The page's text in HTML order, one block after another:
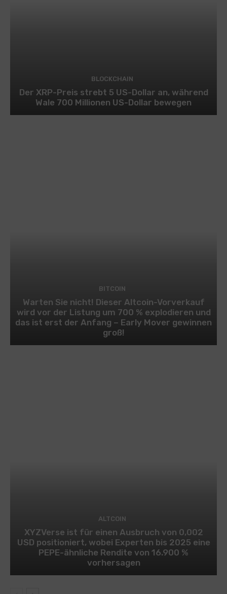
BLOCKCHAIN
Der XRP-Preis strebt 5 US-Dollar an, während
Wale 700 Millionen US-Dollar bewegen
BITCOIN
Warten Sie nicht! Dieser Altcoin-Vorverkauf
wird vor der Listung um 700 % explodieren und
das ist erst der Anfang – Early Mover gewinnen
groß!
ALTCOIN
XYZVerse ist für einen Ausbruch von 0,002
USD positioniert, wobei Experten bis 2025 eine
PEPE-ähnliche Rendite von 16.900 %
vorhersagen